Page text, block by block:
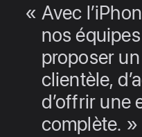
Avec
nos
proposer
clientèle,
d’offrir une
complète.